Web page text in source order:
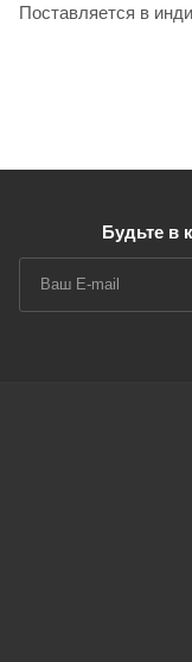
Поставляется в
Будьте в